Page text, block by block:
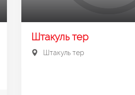
Штакуль тер
Штакуль тер